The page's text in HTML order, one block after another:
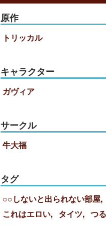
原作
トリッカル
キャラクター
ガヴィア
サークル
牛大福
タグ
○○しないと出られない部屋
これはエロい
タイツ つ